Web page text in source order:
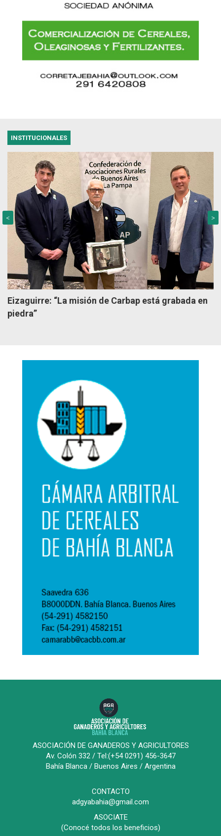
INSTITUCIONALES
Eizaguirre: “La misión de Carbap está grabada en
piedra”
< >
ASOCIACIÓN DE GANADEROS Y AGRICULTORES
Av. Colón 332 / Tel:(+54 0291) 456-3647
Bahía Blanca / Buenos Aires / Argentina
CONTACTO
adgyabahia@gmail.com
ASOCIATE
(Conocé todos los beneficios)